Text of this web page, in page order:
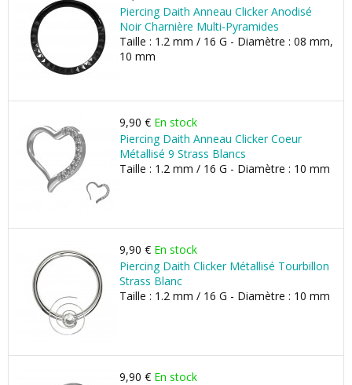
Piercing Daith Anneau Clicker Anodisé
Noir Charnière Multi-Pyramides
Taille : 1.2 mm / 16 G - Diamètre : 08 mm,
10 mm
9,90 € En stock
Piercing Daith Anneau Clicker Coeur
Métallisé 9 Strass Blancs
Taille : 1.2 mm / 16 G - Diamètre : 10 mm
9,90 € En stock
Piercing Daith Clicker Métallisé Tourbillon
Strass Blanc
Taille : 1.2 mm / 16 G - Diamètre : 10 mm
9,90 € En stock